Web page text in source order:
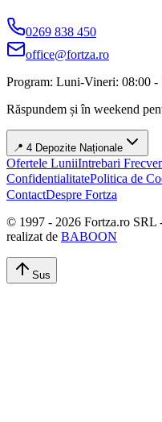
0269 838 450
office@fortza.ro
Program: Luni-Vineri: 08:00 -
Răspundem și în weekend
📍 4 Depozite Naționale
Ofertele LuniiIntrebari
ConfidentialitatePolitica de
ContactDespre Fortza
© 1997 - 2026 Fortza.ro SRL
realizat de BABOON
Sus